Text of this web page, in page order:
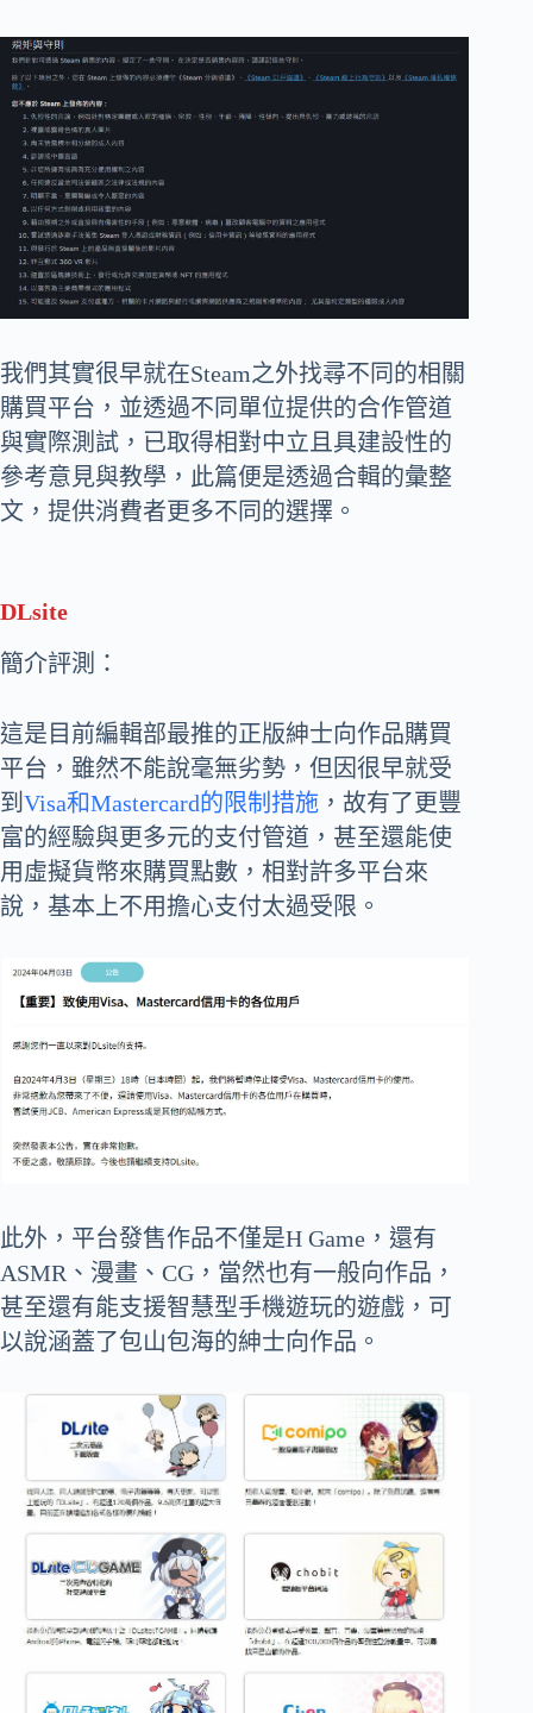
我們其實很早就在Steam之外找尋不同的相關
購買平台，並透過不同單位提供的合作管道
與實際測試，已取得相對中立且具建設性的
參考意見與教學，此篇便是透過合輯的彙整
文，提供消費者更多不同的選擇。
DLsite
簡介評測：
這是目前編輯部最推的正版紳士向作品購買
平台，雖然不能說毫無劣勢，但因很早就受
到 Visa和Mastercard的限制措施 ，故有了更豐
富的經驗與更多元的支付管道，甚至還能使
用虛擬貨幣來購買點數，相對許多平台來
說，基本上不用擔心支付太過受限。
此外，平台發售作品不僅是H Game，還有
ASMR、漫畫、CG，當然也有一般向作品，
甚至還有能支援智慧型手機遊玩的遊戲，可
以說涵蓋了包山包海的紳士向作品。